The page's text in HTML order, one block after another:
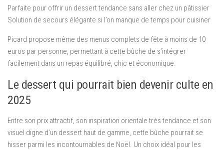
Parfaite pour offrir un dessert tendance sans aller chez un pâtissier
Solution de secours élégante si l’on manque de temps pour cuisiner
Picard propose même des menus complets de fête à moins de 10
euros par personne, permettant à cette bûche de s’intégrer
facilement dans un repas équilibré, chic et économique.
Le dessert qui pourrait bien devenir culte en
2025
Entre son prix attractif, son inspiration orientale très tendance et son
visuel digne d’un dessert haut de gamme, cette bûche pourrait se
hisser parmi les incontournables de Noël. Un choix idéal pour les